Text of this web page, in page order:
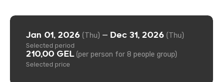
Jan 01, 2026 (Thu) — Dec 31, 2026 (Thu)
Selected period
210,00 GEL (per person for 8 people group)
Selected price